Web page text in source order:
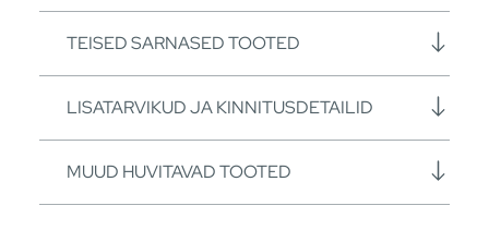
TEISED SARNASED TOOTED
LISATARVIKUD JA KINNITUSDETAILID
MUUD HUVITAVAD TOOTED